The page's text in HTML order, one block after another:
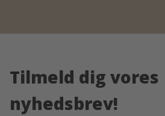
Tilmeld dig vores
nyhedsbrev!